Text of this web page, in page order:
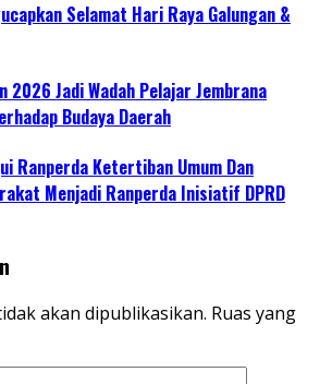
Selamat Hari Raya Galungan &
2026 Jadi Wadah Pelajar Jembrana
Budaya Daerah
Ranperda Ketertiban Umum Dan
Menjadi Ranperda Inisiatif DPRD
akan dipublikasikan. Ruas yang